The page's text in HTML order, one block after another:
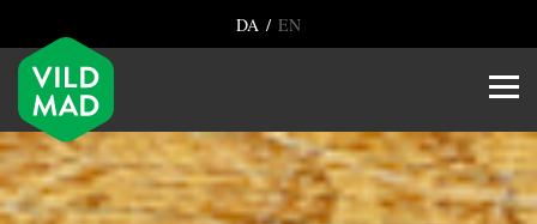
DA / EN